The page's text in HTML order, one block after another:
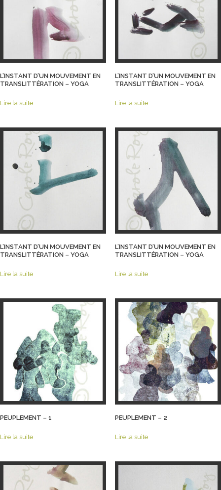
L’INSTANT D’UN MOUVEMENT EN
TRANSLITTÉRATION – YOGA
Lire la suite
L’INSTANT D’UN MOUVEMENT EN
TRANSLITTÉRATION – YOGA
Lire la suite
L’INSTANT D’UN MOUVEMENT EN
TRANSLITTÉRATION – YOGA
Lire la suite
L’INSTANT D’UN MOUVEMENT EN
TRANSLITTÉRATION – YOGA
Lire la suite
PEUPLEMENT – 1
Lire la suite
PEUPLEMENT – 2
Lire la suite